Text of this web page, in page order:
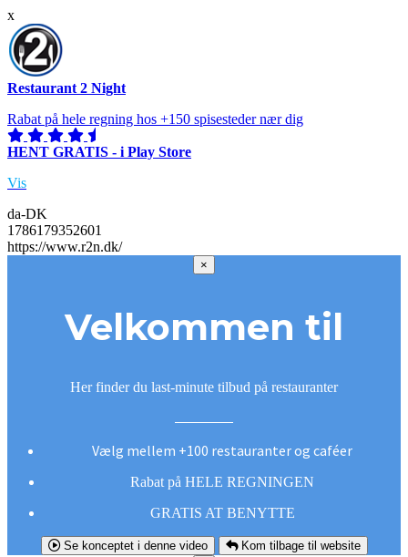
x
Restaurant 2 Night
Rabat på hele regning hos +150 spisesteder nær dig
HENT GRATIS - i Play Store
Vis
da-DK
1786179352601
https://www.r2n.dk/
×
Velkommen til
Her finder du last-minute tilbud på restauranter
Vælg mellem +100 restauranter og caféer
Rabat på HELE REGNINGEN
GRATIS AT BENYTTE
Se konceptet i denne video
Kom tilbage til website